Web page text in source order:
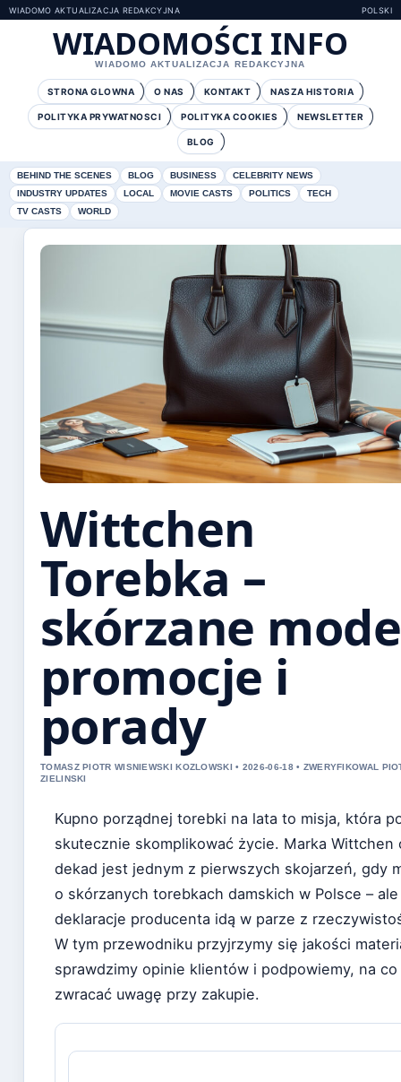
WIADOMO AKTUALIZACJA REDAKCYJNA POLSKI
WIADOMOŚCI INFO
WIADOMO AKTUALIZACJA REDAKCYJNA
STRONA GLOWNA O NAS KONTAKT NASZA HISTORIA
POLITYKA PRYWATNOSCI POLITYKA COOKIES NEWSLETTER
BLOG
BEHIND THE SCENES BLOG BUSINESS
CELEBRITY NEWS
INDUSTRY UPDATES
LOCAL MOVIE CASTS POLITICS
TECH
TV CASTS
WORLD
Wittchen
Torebka –
skórzane
promocje i
porady
TOMASZ PIOTR WISNIEWSKI KOZLOWSKI • 2026-06-18 • ZWERYFIKOWAL
ZIELINSKI
Kupno porządnej torebki na lata to misja, która
skutecznie skomplikować życie. Marka Wittchen
dekad jest jednym z pierwszych skojarzeń, gdy
o skórzanych torebkach damskich w Polsce –
deklaracje producenta idą w parze z
W tym przewodniku przyjrzymy się jakości
sprawdzimy opinie klientów i podpowiemy, na co
zwracać uwagę przy zakupie.